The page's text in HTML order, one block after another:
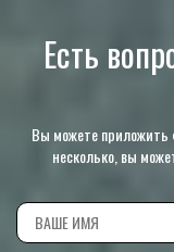
Есть
Вы можете приложить
несколько, вы